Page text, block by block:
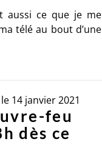
aussi ce que je me
télé au bout d’une
le 14 janvier 2021
feu
dès ce